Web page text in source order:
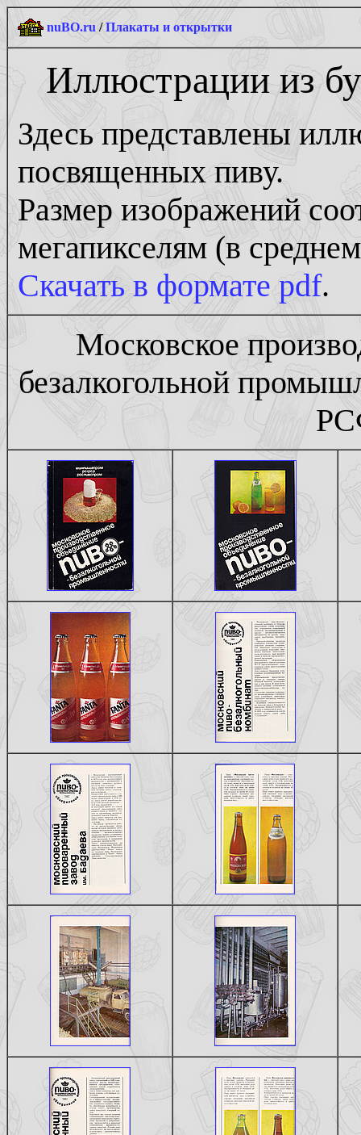
nuBO.ru /Плакаты и открытки
Иллюстрации из
Здесь представлены
посвященных пиву.
Размер изображений
мегапикселям (в
Скачать в формате pdf.
Московское
безалкогольной